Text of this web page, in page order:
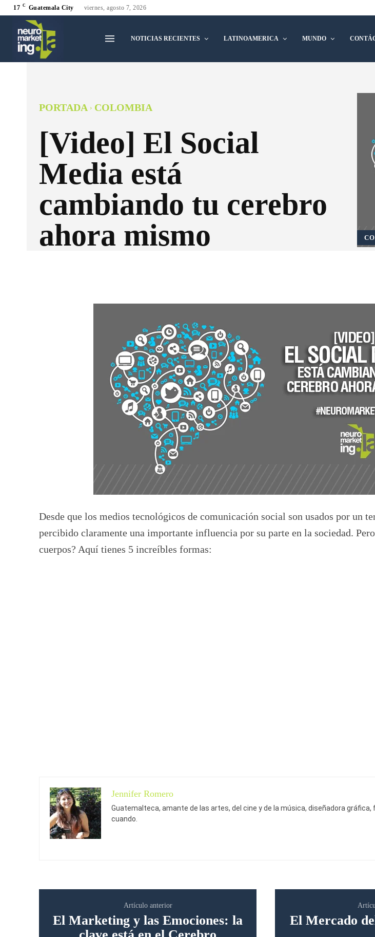
17 C Guatemala City viernes, agosto 7, 2026
NOTICIAS RECIENTES LATINOAMERICA MUNDO
PORTADA COLOMBIA
[Video] El Social
Media está
cambiando tu cerebro
ahora mismo
Desde que los medios tecnológicos de comunicación social son usados por un
percibido claramente una importante influencia por su parte en la sociedad.
cuerpos? Aquí tienes 5 increíbles formas:
Jennifer Romero
Guatemalteca, amante de las artes, del cine y de la música, diseñadora
cuando.
Artículo anterior
El Marketing y las Emociones: la
El Mercado